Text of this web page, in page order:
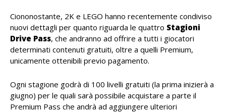
Ciononostante, 2K e LEGO hanno recentemente condiviso
nuovi dettagli per quanto riguarda le quattro Stagioni
Drive Pass, che andranno ad offrire a tutti i giocatori
determinati contenuti gratuiti, oltre a quelli Premium,
unicamente ottenibili previo pagamento.
Ogni stagione godrà di 100 livelli gratuiti (la prima inizierà a
giugno) per le quali sarà possibile acquistare a parte il
Premium Pass che andrà ad aggiungere ulteriori